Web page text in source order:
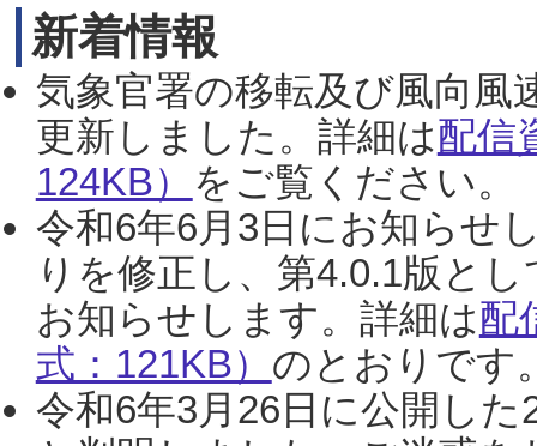
新着情報
気象官署の移転及び風向風
更新しました。詳細は配信
124KB） をご覧ください。
令和6年6月3日にお知らせ
りを修正し、第4.0.1版と
お知らせします。詳細は配
式：121KB） のとおりです
令和6年3月26日に公開し